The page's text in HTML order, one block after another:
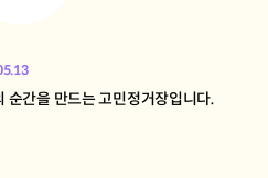
순간을 만드는 고민정거장입니다.